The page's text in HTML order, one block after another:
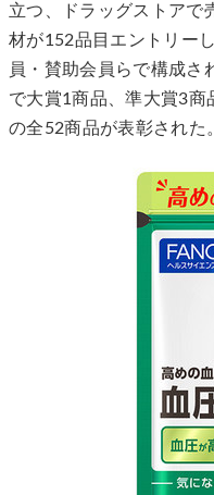
立つ、ドラッグストアで
材が152品目エントリー
員・賛助会員らで構成さ
で大賞1商品、準大賞3商
の全52商品が表彰された